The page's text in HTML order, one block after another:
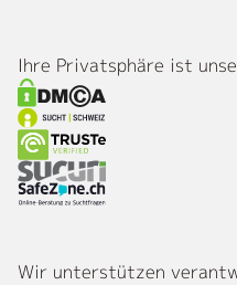
Ihre Privatsphäre ist
Wir unterstützen